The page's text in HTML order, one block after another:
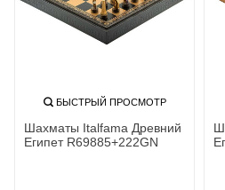
БЫСТРЫЙ ПРОСМОТР
Шахматы Italfama Древний
Египет R69885+222GN